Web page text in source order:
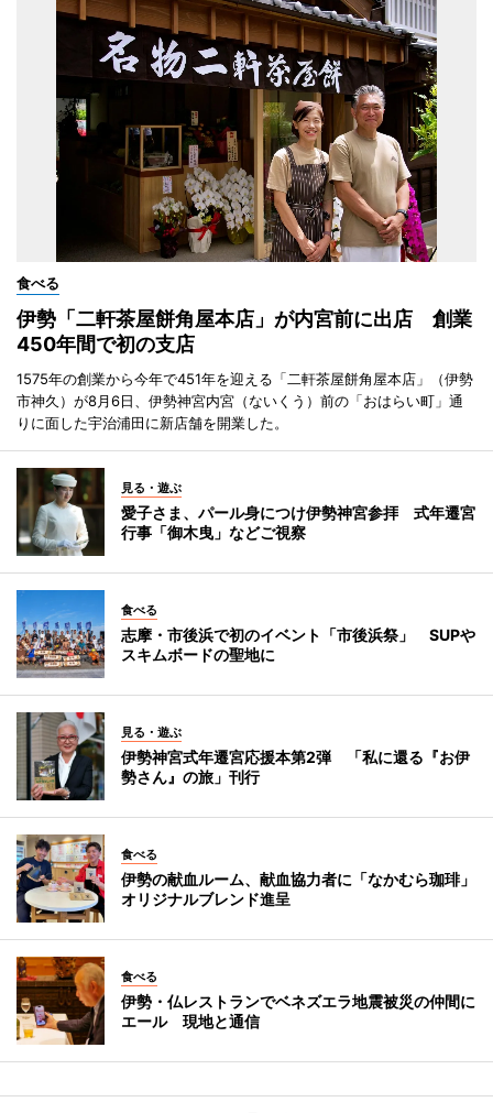
食べる
伊勢「二軒茶屋餅角屋本店」が内宮前に出店 創業
450年間で初の支店
1575年の創業から今年で451年を迎える「二軒茶屋餅角屋本店」（伊勢
市神久）が8月6日、伊勢神宮内宮（ないくう）前の「おはらい町」通
りに面した宇治浦田に新店舗を開業した。
見る・遊ぶ
愛子さま、パール身につけ伊勢神宮参拝 式年遷宮
行事「御木曳」などご視察
食べる
志摩・市後浜で初のイベント「市後浜祭」 SUPや
スキムボードの聖地に
見る・遊ぶ
伊勢神宮式年遷宮応援本第2弾 「私に還る『お伊
勢さん』の旅」刊行
食べる
伊勢の献血ルーム、献血協力者に「なかむら珈琲」
オリジナルブレンド進呈
食べる
伊勢・仏レストランでベネズエラ地震被災の仲間に
エール 現地と通信